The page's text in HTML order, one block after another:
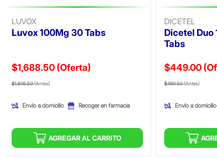
LUVOX
Luvox 100Mg 30 Tabs
$1,688.50 (Oferta)
Precio reducido de
$1,805.50(Antes)(Oferta)
Envío a domicilio Recoger en farmacia
AGREGAR AL CARRITO
DICETEL
Dicetel
Tabs
$449.00
Precio
$490.50(Antes)
Envío a domicilio